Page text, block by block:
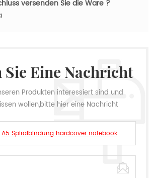
versenden Sie die Ware ?
Sie Eine Nachricht
Produkten interessiert sind und
wollen,bitte hier eine Nachricht
A5 Spiralbindung hardcover notebook